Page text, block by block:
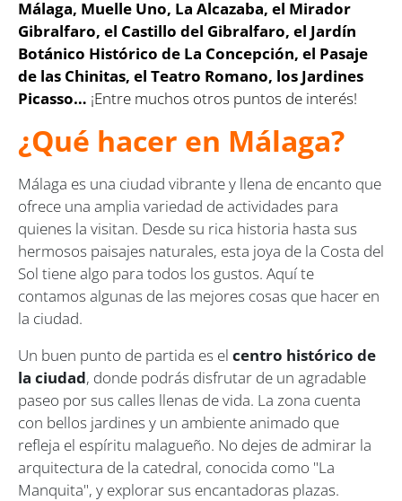
Málaga, Muelle Uno, La Alcazaba, el Mirador
Gibralfaro, el Castillo del Gibralfaro, el Jardín
Botánico Histórico de La Concepción, el Pasaje
de las Chinitas, el Teatro Romano, los Jardines
Picasso… ¡Entre muchos otros puntos de interés!
¿Qué hacer en Málaga?
Málaga es una ciudad vibrante y llena de encanto que
ofrece una amplia variedad de actividades para
quienes la visitan. Desde su rica historia hasta sus
hermosos paisajes naturales, esta joya de la Costa del
Sol tiene algo para todos los gustos. Aquí te
contamos algunas de las mejores cosas que hacer en
la ciudad.
Un buen punto de partida es el centro histórico de
la ciudad, donde podrás disfrutar de un agradable
paseo por sus calles llenas de vida. La zona cuenta
con bellos jardines y un ambiente animado que
refleja el espíritu malagueño. No dejes de admirar la
arquitectura de la catedral, conocida como "La
Manquita", y explorar sus encantadoras plazas.